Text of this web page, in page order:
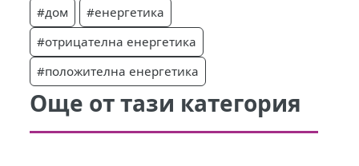
#дом
#енергетика
#отрицателна енергетика
#положителна енергетика
Още от тази категория